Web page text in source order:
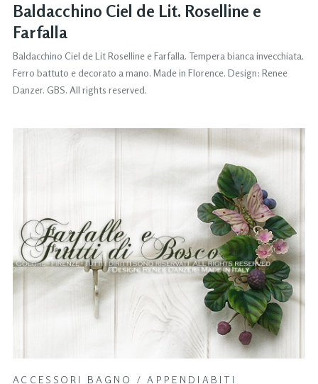
Baldacchino Ciel de Lit. Roselline e
Farfalla
Baldacchino Ciel de Lit Roselline e Farfalla. Tempera bianca invecchiata.
Ferro battuto e decorato a mano. Made in Florence. Design: Renee
Danzer. GBS. All rights reserved.
ACCESSORI BAGNO / APPENDIABITI